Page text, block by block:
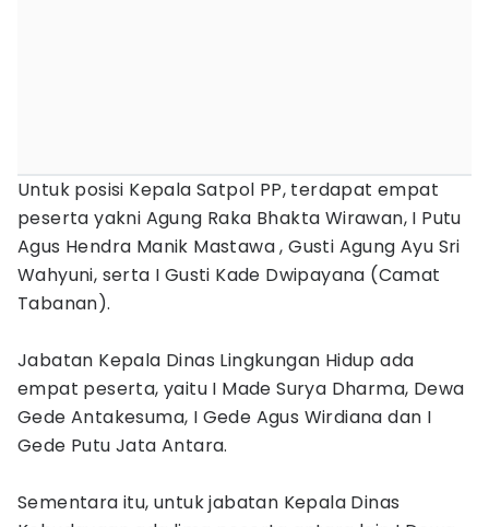
Untuk posisi Kepala Satpol PP, terdapat empat
peserta yakni Agung Raka Bhakta Wirawan, I Putu
Agus Hendra Manik Mastawa , Gusti Agung Ayu Sri
Wahyuni, serta I Gusti Kade Dwipayana (Camat
Tabanan).
Jabatan Kepala Dinas Lingkungan Hidup ada
empat peserta, yaitu I Made Surya Dharma, Dewa
Gede Antakesuma, I Gede Agus Wirdiana dan I
Gede Putu Jata Antara.
Sementara itu, untuk jabatan Kepala Dinas